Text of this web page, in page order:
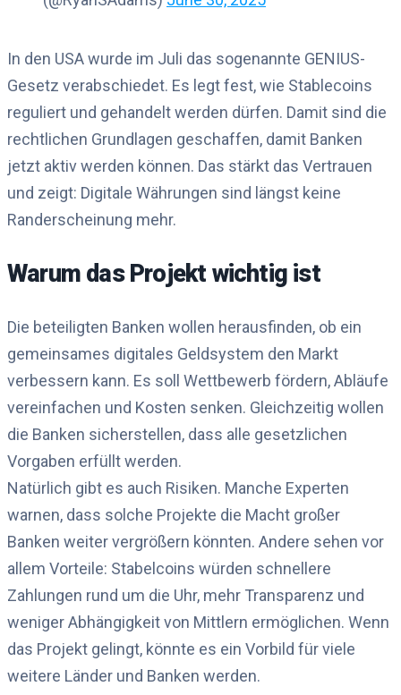
In den USA wurde im Juli das sogenannte GENIUS-
Gesetz verabschiedet. Es legt fest, wie Stablecoins
reguliert und gehandelt werden dürfen. Damit sind die
rechtlichen Grundlagen geschaffen, damit Banken
jetzt aktiv werden können. Das stärkt das Vertrauen
und zeigt: Digitale Währungen sind längst keine
Randerscheinung mehr.
Warum das Projekt wichtig ist
Die beteiligten Banken wollen herausfinden, ob ein
gemeinsames digitales Geldsystem den Markt
verbessern kann. Es soll Wettbewerb fördern, Abläufe
vereinfachen und Kosten senken. Gleichzeitig wollen
die Banken sicherstellen, dass alle gesetzlichen
Vorgaben erfüllt werden.
Natürlich gibt es auch Risiken. Manche Experten
warnen, dass solche Projekte die Macht großer
Banken weiter vergrößern könnten. Andere sehen vor
allem Vorteile: Stabelcoins würden schnellere
Zahlungen rund um die Uhr, mehr Transparenz und
weniger Abhängigkeit von Mittlern ermöglichen. Wenn
das Projekt gelingt, könnte es ein Vorbild für viele
weitere Länder und Banken werden.